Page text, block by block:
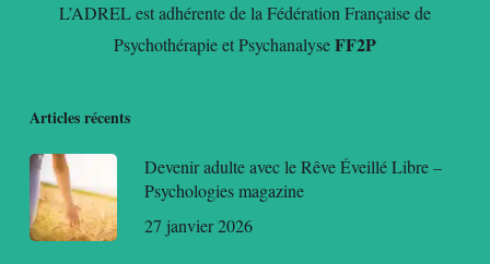
L’ADREL est adhérente de la Fédération Française de
Psychothérapie et PsychanalyseFF2P
Articles récents
Devenir adulte avec le Rêve Éveillé Libre –
Psychologies magazine
27 janvier 2026